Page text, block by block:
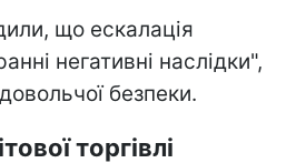
що ескалація
негативні наслідки",
безпеки.
торгівлі